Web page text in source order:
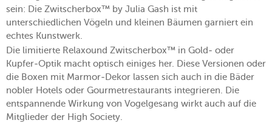
sein: Die Zwitscherbox™ by Julia Gash ist mit
unterschiedlichen Vögeln und kleinen Bäumen garniert ein
echtes Kunstwerk.
Die limitierte Relaxound Zwitscherbox™ in Gold- oder
Kupfer-Optik macht optisch einiges her. Diese Versionen oder
die Boxen mit Marmor-Dekor lassen sich auch in die Bäder
nobler Hotels oder Gourmetrestaurants integrieren. Die
entspannende Wirkung von Vogelgesang wirkt auch auf die
Mitglieder der High Society.